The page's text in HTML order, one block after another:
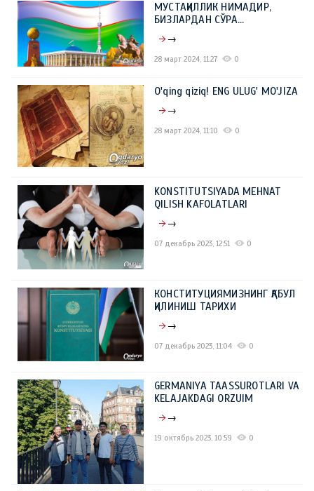
МУСТАҚИЛЛИК НИМАДИР,
БИЗЛАРДАН СЎРА…
→
28 март 2024, 11:27 0
O'qing qiziq! ENG ULUG' MO'JIZA
→
28 март 2024, 11:10 0
KONSTITUTSIYADA MEHNAT
QILISH KAFOLATLARI
→
07 декабрь 2023, 12:51 0
КОНСТИТУЦИЯМИЗНИНГ ҚАБУЛ
ҚИЛИНИШ ТАРИХИ
→
07 декабрь 2023, 11:04 0
GERMANIYA TAASSUROTLARI VA
KELAJAKDAGI ORZUIM
→
19 октябрь 2023, 10:59 0